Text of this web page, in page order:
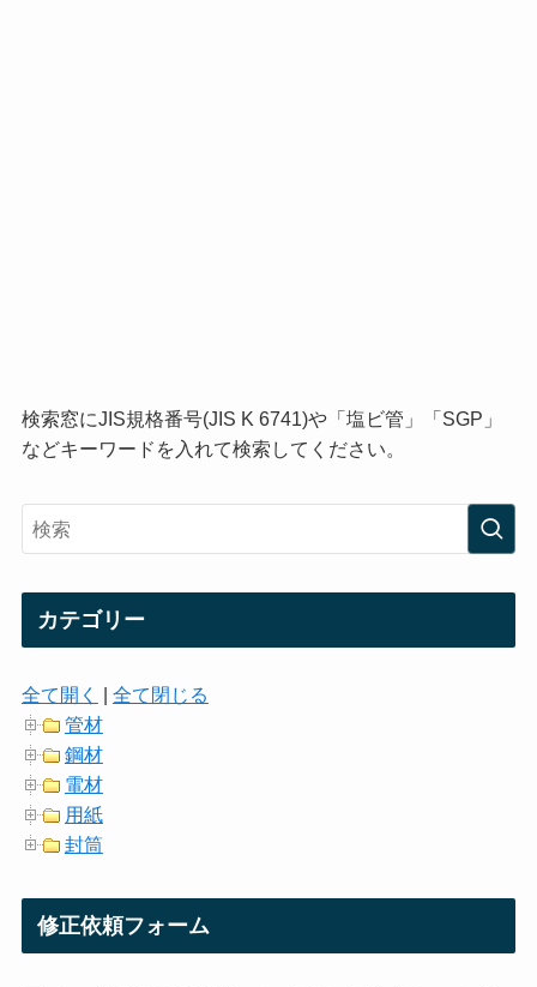
検索窓にJIS規格番号(JIS K 6741)や「塩ビ管」「SGP」
などキーワードを入れて検索してください。
カテゴリー
全て開く | 全て閉じる
管材
鋼材
電材
用紙
封筒
修正依頼フォーム